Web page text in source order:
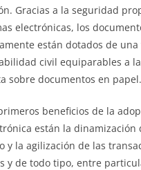
Gracias a la seguridad
electrónicas, los
están dotados de una
civil equiparables a
sobre documentos en papel.
beneficios de la
están la dinamización
y la agilización de las
y de todo tipo, entre